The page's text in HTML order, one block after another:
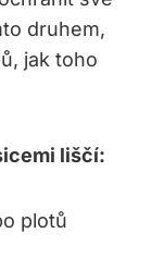
druhem,
jak toho
liščí:
plotů⁤